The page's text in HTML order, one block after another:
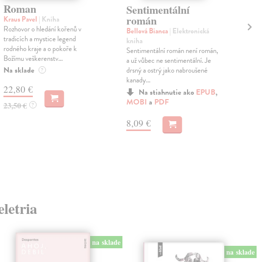
Roman
Kraus Pavel | Kniha
Rozhovor o hledání kořenů v
tradicích a mystice legend
rodného kraje a o pokoře k
Božímu veškerenstv...
Na sklade ?
22,80 €
23,50 € ?
Sentimentální
román
Bellová Bianca| Elektronická
kniha
Sentimentální román není román,
a už vůbec ne sentimentální. Je
drsný a ostrý jako nabroušené
kanady...
Na stiahnutie ako EPUB,
MOBI a PDF
8,09 €
na sklade
na sklade